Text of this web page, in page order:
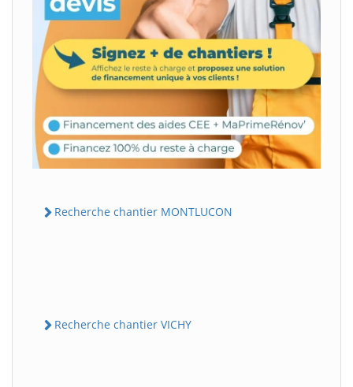
Recherche chantier MONTLUCON
Recherche chantier VICHY